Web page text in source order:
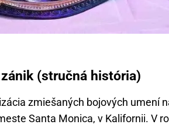
(stručná história)
zmiešaných bojových umení
Santa Monica, v Kalifornii. V